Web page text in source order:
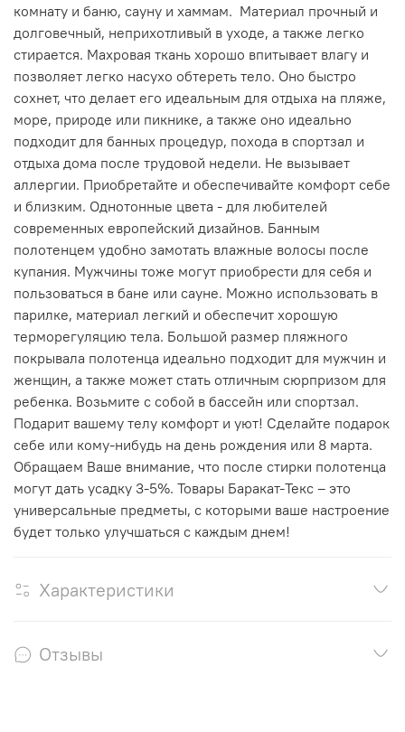
комнату и баню, сауну и хаммам. Материал прочный и
долговечный, неприхотливый в уходе, а также легко
стирается. Махровая ткань хорошо впитывает влагу и
позволяет легко насухо обтереть тело. Оно быстро
сохнет, что делает его идеальным для отдыха на пляже,
море, природе или пикнике, а также оно идеально
подходит для банных процедур, похода в спортзал и
отдыха дома после трудовой недели. Не вызывает
аллергии. Приобретайте и обеспечивайте комфорт себе
и близким. Однотонные цвета - для любителей
современных европейский дизайнов. Банным
полотенцем удобно замотать влажные волосы после
купания. Мужчины тоже могут приобрести для себя и
пользоваться в бане или сауне. Можно использовать в
парилке, материал легкий и обеспечит хорошую
терморегуляцию тела. Большой размер пляжного
покрывала полотенца идеально подходит для мужчин и
женщин, а также может стать отличным сюрпризом для
ребенка. Возьмите с собой в бассейн или спортзал.
Подарит вашему телу комфорт и уют! Сделайте подарок
себе или кому-нибудь на день рождения или 8 марта.
Обращаем Ваше внимание, что после стирки полотенца
могут дать усадку 3-5%. Товары Баракат-Текс – это
универсальные предметы, с которыми ваше настроение
будет только улучшаться с каждым днем!
Характеристики
Отзывы